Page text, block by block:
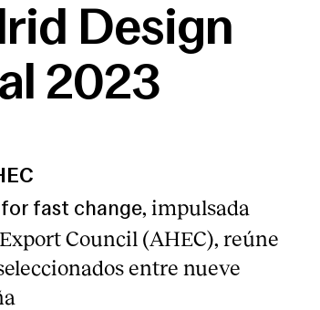
Design
2023
fast change, impulsada
Council (AHEC), reúne
entre nueve